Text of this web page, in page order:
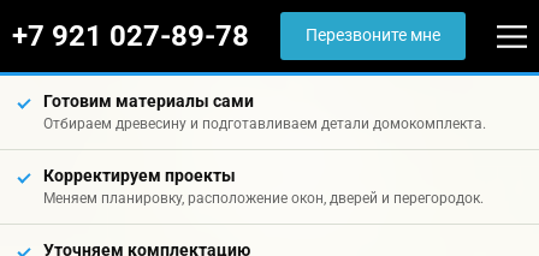
+7 921 027-89-78 Перезвоните мне
Готовим материалы сами
Отбираем древесину и подготавливаем детали домокомплекта.
Корректируем проекты
Меняем планировку, расположение окон, дверей и перегородок.
Уточняем комплектацию